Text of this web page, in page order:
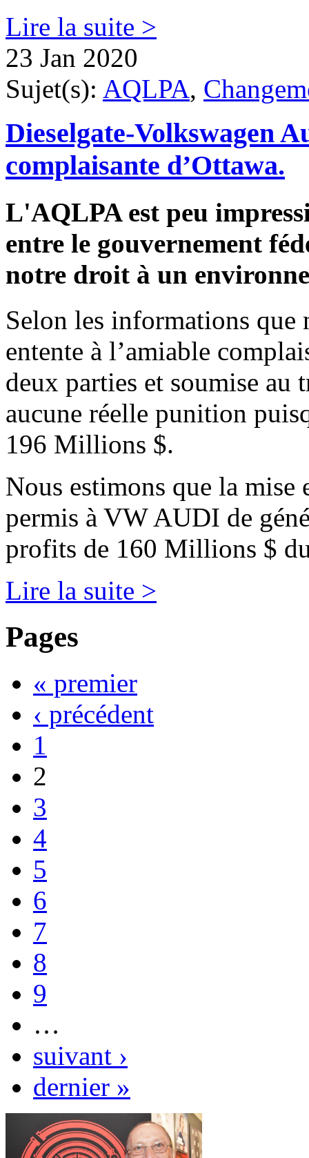
Lire la suite >
23 Jan 2020
Sujet(s): AQLPA,
Dieselgate-Volkswagen
complaisante d’Ottawa.
L'AQLPA est peu
entre le gouvernement
notre droit à un
Selon les informations que
entente à l’amiable
deux parties et soumise au
aucune réelle punition
196 Millions $.
Nous estimons que la
permis à VW AUDI de
profits de 160 Millions $
Lire la suite >
Pages
« premier
‹ précédent
1
2
3
4
5
6
7
8
9
…
suivant ›
dernier »